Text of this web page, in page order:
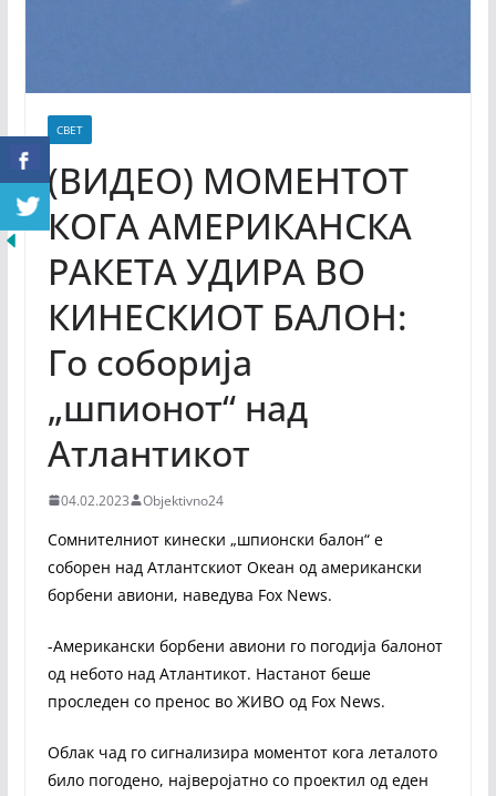
СВЕТ
(ВИДЕО) МОМЕНТОТ
КОГА АМЕРИКАНСКА
РАКЕТА УДИРА ВО
КИНЕСКИОТ БАЛОН:
Го соборија
„шпионот“ над
Атлантикот
04.02.2023 Objektivno24
Сомнителниот кинески „шпионски балон“ е
соборен над Атлантскиот Океан од американски
борбени авиони, наведува Fox News.
-Американски борбени авиони го погодија балонот
од небото над Атлантикот. Настанот беше
проследен со пренос во ЖИВО од Fox News.
Облак чад го сигнализира моментот кога леталото
било погодено, најверојатно со проектил од еден